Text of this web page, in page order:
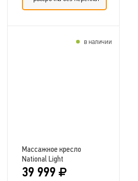
Массажное кресло
National Light
39 999
в наличии